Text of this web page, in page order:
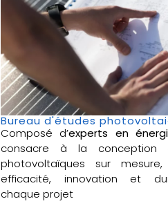
Bureau d'études
Composé d’experts en
consacre à la conception
photovoltaïques sur mesure,
efficacité, innovation et
chaque projet